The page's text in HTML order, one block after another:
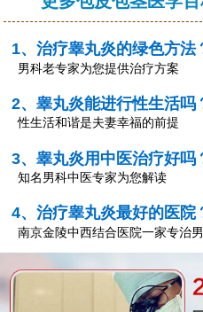
1、治疗睾丸炎的绿色方法
男科老专家为您提供治疗方案
2、睾丸炎能进行性生活吗
性生活和谐是夫妻幸福的前提
3、睾丸炎用中医治疗好吗
知名男科中医专家为您解读
4、治疗睾丸炎最好的医院
南京金陵中西结合医院一家专治